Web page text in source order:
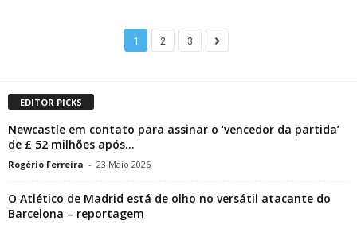
1 2 3
EDITOR PICKS
Newcastle em contato para assinar o ‘vencedor da partida’
de £ 52 milhões após...
Rogério Ferreira - 23 Maio 2026
O Atlético de Madrid está de olho no versátil atacante do
Barcelona – reportagem